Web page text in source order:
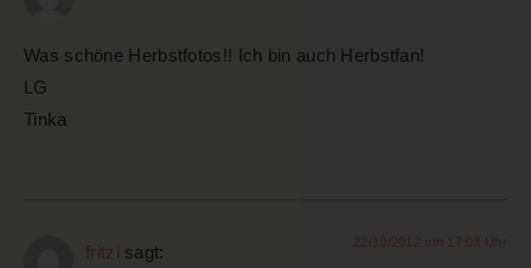
Was schöne Herbstfotos!! Ich bin auch Herbstfan!
LG
Tinka
fritzi sagt: 22/10/2012 um 17:03 Uhr